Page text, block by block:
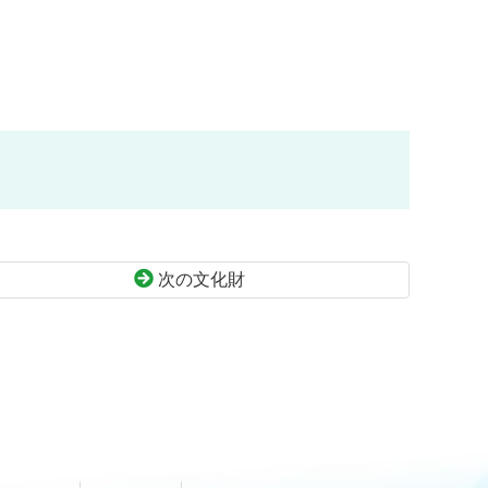
次の文化財